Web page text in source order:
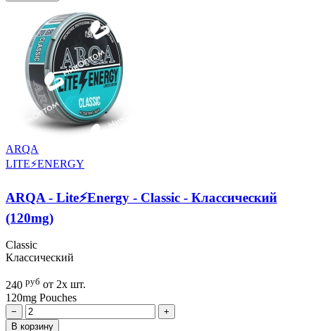
ARQA
LITE⚡ENERGY
ARQA - Lite⚡Energy - Classic - Классический
(120mg)
Classic
Классический
240 руб от 2х шт.
120mg Pouches
−
+
В корзину